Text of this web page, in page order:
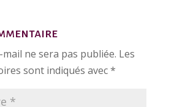
ne sera pas publiée. Les
sont indiqués avec*